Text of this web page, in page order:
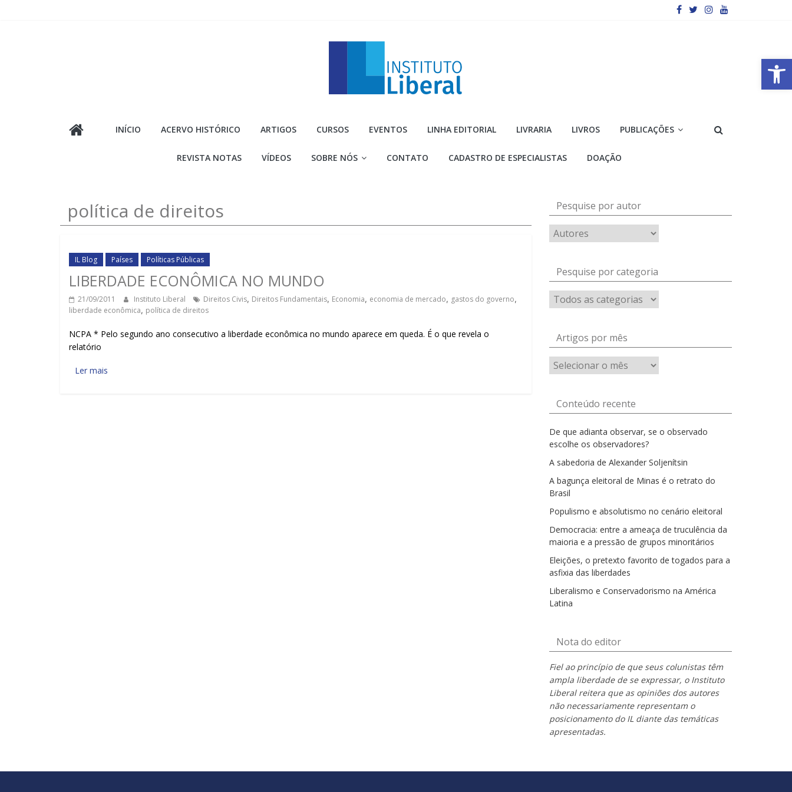
Barra de Ferramentas Aberta
Liberal
mais
INÍCIO ACERVO HISTÓRICO ARTIGOS CURSOS EVENTOS LINHA EDITORIAL LIVRARIA LIVROS PUBLICAÇÕES
REVISTA NOTAS VÍDEOS SOBRE NÓS CONTATO CADASTRO DE ESPECIALISTAS DOAÇÃO
política de direitos
IL Blog Países Políticas Públicas
LIBERDADE ECONÔMICA NO MUNDO
21/09/2011 Instituto Liberal Direitos Civis, Direitos Fundamentais, Economia, economia de mercado, gastos do governo,
liberdade econômica, política de direitos
NCPA * Pelo segundo ano consecutivo a liberdade econômica no mundo aparece em queda. É o que revela o
relatório
Ler mais
Pesquise por autor
Pesquise por categoria
Artigos por mês
Artigos
por
Conteúdo recente
De que adianta observar, se o observado
escolhe os observadores?
A sabedoria de Alexander Soljenítsin
A bagunça eleitoral de Minas é o retrato do
Brasil
Populismo e absolutismo no cenário eleitoral
Democracia: entre a ameaça de truculência da
maioria e a pressão de grupos minoritários
Eleições, o pretexto favorito de togados para a
asfixia das liberdades
Liberalismo e Conservadorismo na América
Latina
Nota do editor
Fiel ao princípio de que seus colunistas têm
ampla liberdade de se expressar, o Instituto
Liberal reitera que as opiniões dos autores
não necessariamente representam o
posicionamento do IL diante das temáticas
apresentadas.